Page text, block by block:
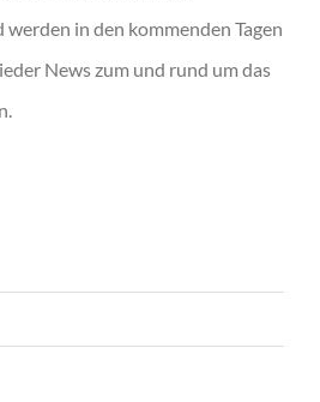
in den kommenden Tagen
News zum und rund um das